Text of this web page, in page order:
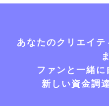
あなたのクリエイ
ファンと一緒
新しい資金調